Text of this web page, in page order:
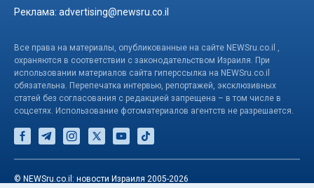
Реклама: advertising@newsru.co.il
Все права на материалы, опубликованные на сайте NEWSru.co.il ,
охраняются в соответствии с законодательством Израиля. При
использовании материалов сайта гиперссылка на NEWSru.co.il
обязательна. Перепечатка интервью, репортажей, эксклюзивных
статей без согласования с редакцией запрещена – в том числе в
соцсетях. Использование фотоматериалов агентств не разрешается.
© NEWSru.co.il: новости Израиля 2005-2026